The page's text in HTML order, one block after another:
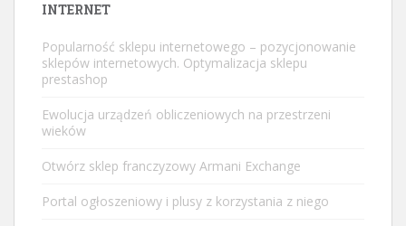
INTERNET
Popularność sklepu internetowego – pozycjonowanie
sklepów internetowych. Optymalizacja sklepu
prestashop
Ewolucja urządzeń obliczeniowych na przestrzeni
wieków
Otwórz sklep franczyzowy Armani Exchange
Portal ogłoszeniowy i plusy z korzystania z niego